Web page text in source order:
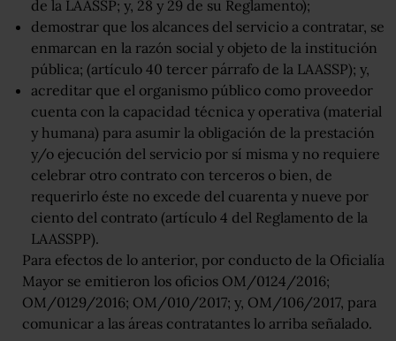
de la LAASSP; y, 28 y 29 de su Reglamento);
demostrar que los alcances del servicio a contratar, se
enmarcan en la razón social y objeto de la institución
pública; (artículo 40 tercer párrafo de la LAASSP); y,
acreditar que el organismo público como proveedor
cuenta con la capacidad técnica y operativa (material
y humana) para asumir la obligación de la prestación
y/o ejecución del servicio por sí misma y no requiere
celebrar otro contrato con terceros o bien, de
requerirlo éste no excede del cuarenta y nueve por
ciento del contrato (artículo 4 del Reglamento de la
LAASSPP).
Para efectos de lo anterior, por conducto de la Oficialía
Mayor se emitieron los oficios OM/0124/2016;
OM/0129/2016; OM/010/2017; y, OM/106/2017, para
comunicar a las áreas contratantes lo arriba señalado.